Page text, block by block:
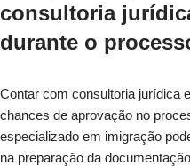
consultoria
durante o
Contar com consultoria jurídica
chances de aprovação no
especializado em imigração
na preparação da